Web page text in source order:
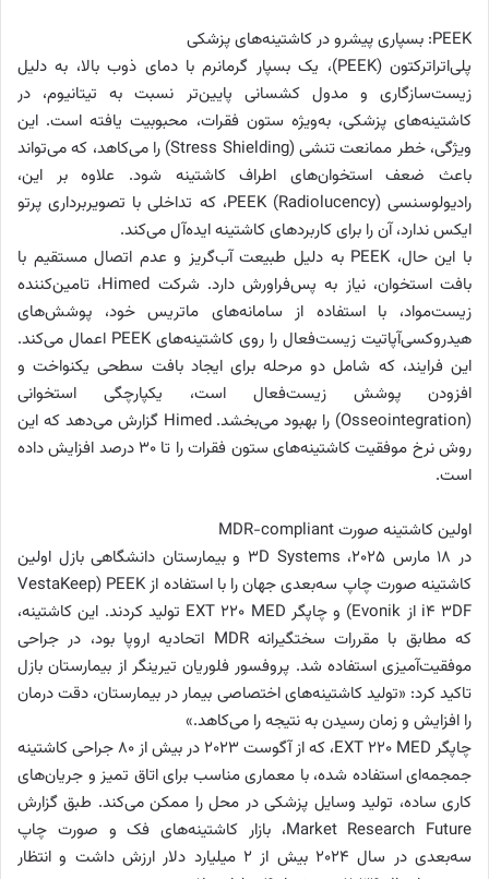
PEEK: بسپاری پیشرو در کاشتینه‌‌های پزشکی
پلی‌اتراتر‌کتون (PEEK)، یک بسپار گرمانرم با دمای ذوب بالا، به دلیل
زیست‌سازگاری و مدول کشسانی پایین‌تر نسبت به تیتانیوم، در
کاشتینه‌‌های پزشکی، به‌ویژه ستون فقرات، محبوبیت یافته است. این
ویژگی، خطر ممانعت تنشی (Stress Shielding) را می‌کاهد، که می‌تواند
باعث ضعف استخوان‌های اطراف کاشتینه‌ شود. علاوه بر این،
رادیولوسنسی (Radiolucency) PEEK، که تداخلی با تصویربرداری پرتو
ایکس ندارد، آن را برای کاربردهای کاشتینه‌ ایده‌آل می‌کند.
با این حال، PEEK به دلیل طبیعت آب‌گریز و عدم اتصال مستقیم با
بافت استخوان، نیاز به پس‌فراورش دارد. شرکت Himed، تامین‌کننده
زیست‌مواد، با استفاده از سامانه‌های ماتریس خود، پوشش‌های
هیدروکسی‌آپاتیت زیست‌فعال را روی کاشتینه‌‌های PEEK اعمال می‌کند.
این فرایند، که شامل دو مرحله برای ایجاد بافت سطحی یکنواخت و
افزودن پوشش زیست‌فعال است، یکپارچگی استخوانی
(Osseointegration) را بهبود می‌بخشد. Himed گزارش می‌دهد که این
روش نرخ موفقیت کاشتینه‌‌های ستون فقرات را تا ۳۰ درصد افزایش داده
است.
اولین کاشتینه‌ صورت MDR-compliant
در ۱۸ مارس ۲۰۲۵، 3D Systems و بیمارستان دانشگاهی بازل اولین
کاشتینه‌ صورت چاپ سه‌بعدی جهان را با استفاده از PEEK (VestaKeep
i4 3DF از Evonik) و چاپگر EXT 220 MED تولید کردند. این کاشتینه‌،
که مطابق با مقررات سختگیرانه MDR اتحادیه اروپا بود، در جراحی
موفقیت‌آمیزی استفاده شد. پروفسور فلوریان تیرینگر از بیمارستان بازل
تاکید کرد: «تولید کاشتینه‌‌های اختصاصی بیمار در بیمارستان، دقت درمان
را افزایش و زمان رسیدن به نتیجه را می‌کاهد.»
چاپگر EXT 220 MED، که از آگوست ۲۰۲۳ در بیش از ۸۰ جراحی کاشتینه‌
جمجمه‌ای استفاده شده، با معماری مناسب برای اتاق تمیز و جریان‌های
کاری ساده، تولید وسایل پزشکی در محل را ممکن می‌کند. طبق گزارش
Market Research Future، بازار کاشتینه‌‌های فک و صورت چاپ
سه‌بعدی در سال ۲۰۲۴ بیش از ۲ میلیارد دلار ارزش داشت و انتظار